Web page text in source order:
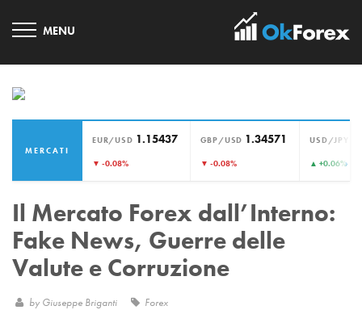
MERCATI
EUR/USD 1.15437
▼ -0.08%
GBP/USD 1.34571
▼ -0.08%
USD/JPY
▲ +0.06%›
Il Mercato Forex dall’Interno:
Fake News, Guerre delle
Valute e Corruzione
by Giuseppe Briganti Forex